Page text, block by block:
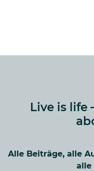
Live is life
Alle Beiträge, alle
alle